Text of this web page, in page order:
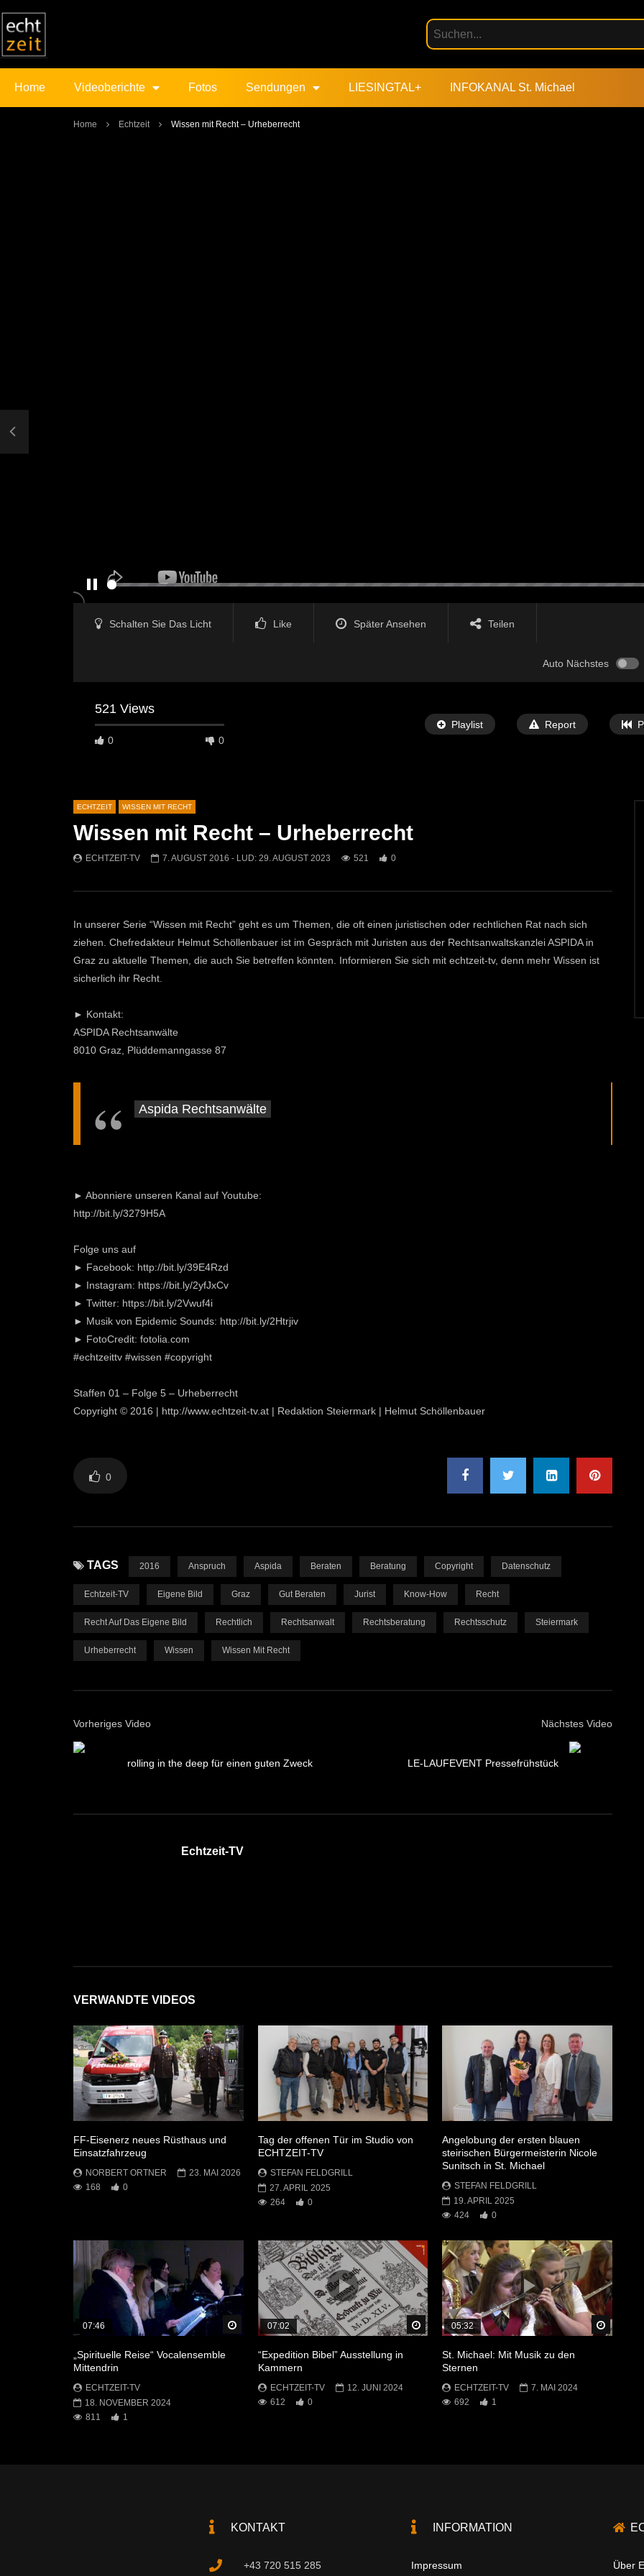
Home Videoberichte Fotos Sendungen LIESINGTAL+ INFOKANAL St. Michael
Home Echtzeit Wissen mit Recht – Urheberrecht
Schalten Sie Das Licht Like Später Ansehen Teilen
Auto Nächstes
521 Views
0 0
Playlist Report
Später Ansehen
07:46 07:02
ECHTZEIT WISSEN MIT RECHT
Wissen mit Recht – Urheberrecht
ECHTZEIT-TV 7. AUGUST 2016 - LUD: 29. AUGUST 2023 521 0
In unserer Serie “Wissen mit Recht” geht es um Themen, die oft einen juristischen oder rechtlichen Rat nach sich
ziehen. Chefredakteur Helmut Schöllenbauer ist im Gespräch mit Juristen aus der Rechtsanwaltskanzlei ASPIDA in
Graz zu aktuelle Themen, die auch Sie betreffen könnten. Informieren Sie sich mit echtzeit-tv, denn mehr Wissen ist
sicherlich ihr Recht.
► Kontakt:
ASPIDA Rechtsanwälte
8010 Graz, Plüddemanngasse 87
Aspida Rechtsanwälte
► Abonniere unseren Kanal auf Youtube:
http://bit.ly/3279H5A
Folge uns auf
► Facebook: http://bit.ly/39E4Rzd
► Instagram: https://bit.ly/2yfJxCv
► Twitter: https://bit.ly/2Vwuf4i
► Musik von Epidemic Sounds: http://bit.ly/2Htrjiv
► FotoCredit: fotolia.com
#echtzeittv #wissen #copyright
Staffen 01 – Folge 5 – Urheberrecht
Copyright © 2016 | http://www.echtzeit-tv.at | Redaktion Steiermark | Helmut Schöllenbauer
0
TAGS 2016 Anspruch Aspida Beraten Beratung Copyright Datenschutz
Echtzeit-TV Eigene Bild Graz Gut Beraten Jurist Know-How Recht
Recht Auf Das Eigene Bild Rechtlich Rechtsanwalt Rechtsberatung Rechtsschutz Steiermark
Urheberrecht Wissen Wissen Mit Recht
Vorheriges Video
rolling in the deep für einen guten Zweck
Nächstes Video
LE-LAUFEVENT Pressefrühstück
Echtzeit-TV
VERWANDTE VIDEOS
FF-Eisenerz neues Rüsthaus und
Einsatzfahrzeug
NORBERT ORTNER
23. MAI 2026
168
0
Tag der offenen Tür im Studio von
ECHTZEIT-TV
STEFAN FELDGRILL
27. APRIL 2025
264
0
Angelobung der ersten blauen
steirischen Bürgermeisterin Nicole
Sunitsch in St. Michael
STEFAN FELDGRILL
19. APRIL 2025
424
0
Später Ansehen
07:46
„Spirituelle Reise“ Vocalensemble
Mittendrin
ECHTZEIT-TV
18. NOVEMBER 2024
811
1
Später Ansehen
07:02
“Expedition Bibel” Ausstellung in
Kammern
ECHTZEIT-TV
12. JUNI 2024
612
0
Später
05:32
St. Michael: Mit Musik zu den
Sternen
ECHTZEIT-TV
7. MAI 2024
692
1
KONTAKT
+43 720 515 285
INFORMATION
Impressum Über